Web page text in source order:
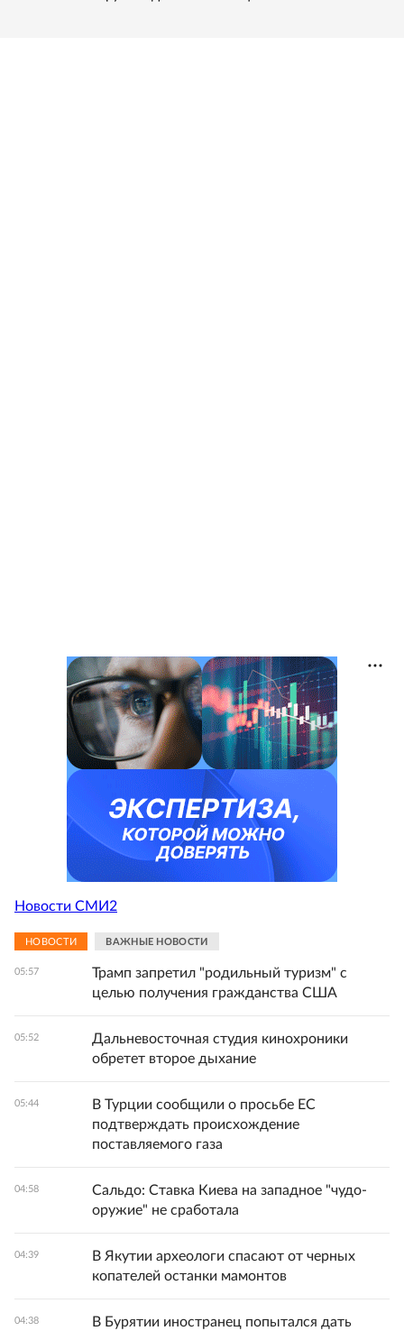
Новости СМИ2
НОВОСТИ ВАЖНЫЕ НОВОСТИ
05:57
Трамп запретил "родильный туризм" с
целью получения гражданства США
05:52
Дальневосточная студия кинохроники
обретет второе дыхание
05:44
В Турции сообщили о просьбе ЕС
подтверждать происхождение
поставляемого газа
04:58
Сальдо: Ставка Киева на западное "чудо-
оружие" не сработала
04:39
В Якутии археологи спасают от черных
копателей останки мамонтов
04:38
В Бурятии иностранец попытался дать